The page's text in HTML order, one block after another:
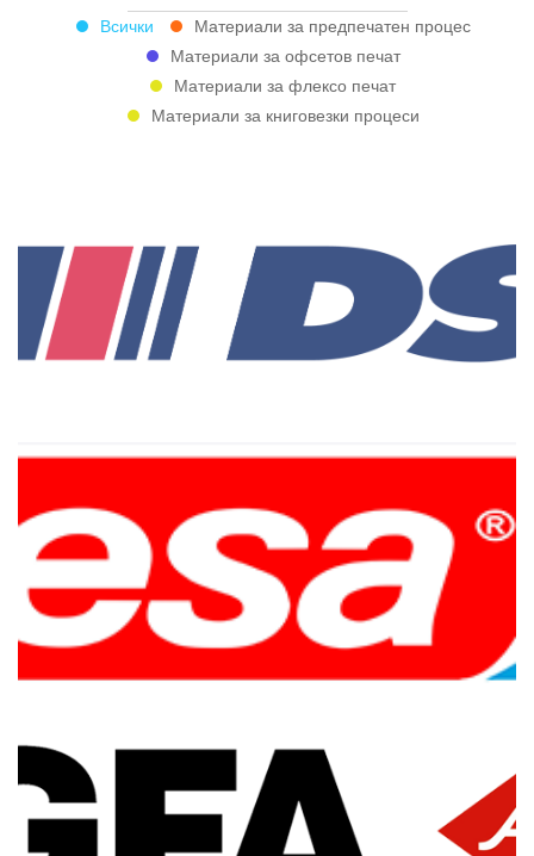
Всички
Материали за предпечатен процес
Материали за офсетов печат
Материали за флексо печат
Материали за книговезки процеси